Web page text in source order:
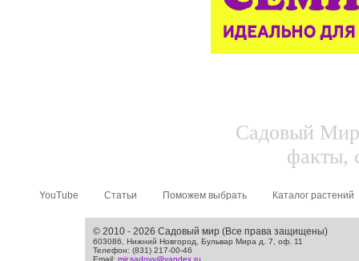
Садовый
факты,
YouTube Статьи Поможем выбрать Каталог растений
© 2010 - 2026 Садовый мир (Все права защищены)
603086, Нижний Новгород, Бульвар Мира д. 7, оф. 11
Телефон: (831) 217-00-46
Email: mir.sadovy@yandex.ru